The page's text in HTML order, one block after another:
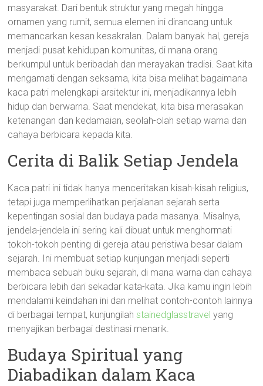
masyarakat. Dari bentuk struktur yang megah hingga
ornamen yang rumit, semua elemen ini dirancang untuk
memancarkan kesan kesakralan. Dalam banyak hal, gereja
menjadi pusat kehidupan komunitas, di mana orang
berkumpul untuk beribadah dan merayakan tradisi. Saat kita
mengamati dengan seksama, kita bisa melihat bagaimana
kaca patri melengkapi arsitektur ini, menjadikannya lebih
hidup dan berwarna. Saat mendekat, kita bisa merasakan
ketenangan dan kedamaian, seolah-olah setiap warna dan
cahaya berbicara kepada kita.
Cerita di Balik Setiap Jendela
Kaca patri ini tidak hanya menceritakan kisah-kisah religius,
tetapi juga memperlihatkan perjalanan sejarah serta
kepentingan sosial dan budaya pada masanya. Misalnya,
jendela-jendela ini sering kali dibuat untuk menghormati
tokoh-tokoh penting di gereja atau peristiwa besar dalam
sejarah. Ini membuat setiap kunjungan menjadi seperti
membaca sebuah buku sejarah, di mana warna dan cahaya
berbicara lebih dari sekadar kata-kata. Jika kamu ingin lebih
mendalami keindahan ini dan melihat contoh-contoh lainnya
di berbagai tempat, kunjungilah stainedglasstravel yang
menyajikan berbagai destinasi menarik.
Budaya Spiritual yang
Diabadikan dalam Kaca